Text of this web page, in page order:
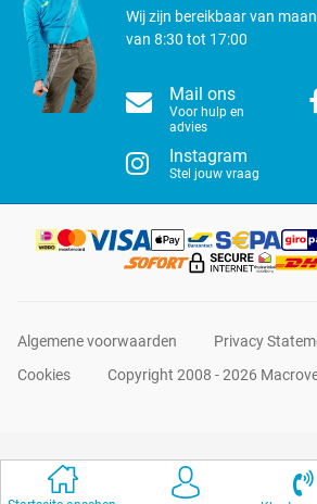
Wij zijn bereikbaar van
van 8:30 tot 17:00
Mail ons
Voor hulp en
advies
Instagram
Stel jouw vraag
Algemene voorwaarden
Privacy
Cookies
Copyright 2008 - 2026